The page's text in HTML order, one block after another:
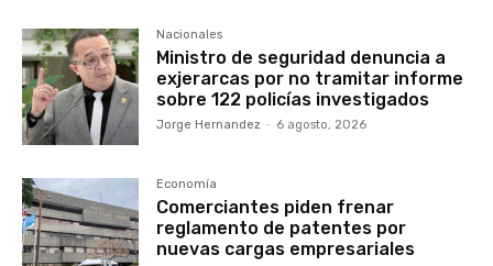
Nacionales
Ministro de seguridad denuncia a
exjerarcas por no tramitar informe
sobre 122 policías investigados
Jorge Hernandez - 6 agosto, 2026
Economía
Comerciantes piden frenar
reglamento de patentes por
nuevas cargas empresariales